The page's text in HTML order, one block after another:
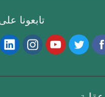
تابعونا